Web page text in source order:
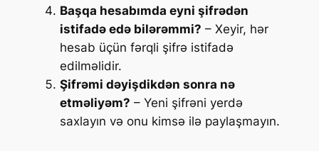
Başqa hesabımda eyni şifrədən
istifadə edə bilərəmmi? – Xeyir, hər
hesab üçün fərqli şifrə istifadə
edilməlidir.
Şifrəmi dəyişdikdən sonra nə
etməliyəm? – Yeni şifrəni yerdə
saxlayın və onu kimsə ilə paylaşmayın.